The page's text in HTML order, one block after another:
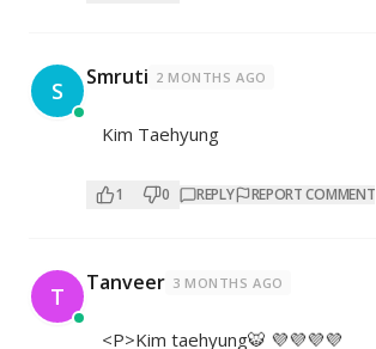
S Smruti 2 MONTHS AGO
Kim Taehyung
1 0 REPLY REPORT COMMENT
T Tanveer 3 MONTHS AGO
<P>Kim taehyung🐯 💜💜💜💜